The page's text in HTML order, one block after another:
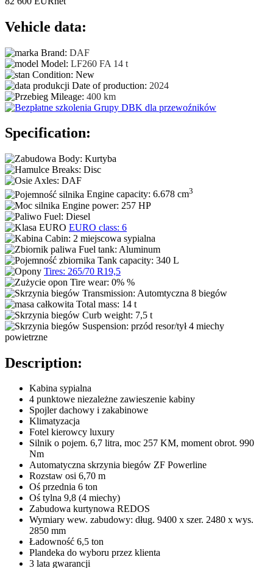
Vehicle data:
Brand: DAF
Model: LF260 FA 14 t
Condition: New
Date of production: 2024
Mileage: 400 km
Specification:
Body: Kurtyba
Breaks: Disc
Axles: DAF
Engine capacity: 6.678 cm3
Engine power: 257 HP
Fuel: Diesel
EURO class: 6
Cabin: 2 miejscowa sypialna
Fuel tank: Aluminum
Tank capacity: 340 L
Tires: 265/70 R19,5
Tire wear: 0% %
Transmission: Automtyczna 8 biegów
Total mass: 14 t
Curb weight: 7,5 t
Suspension: przód resor/tył 4 miechy
powietrzne
Description:
Kabina sypialna
4 punktowe niezależne zawieszenie kabiny
Spojler dachowy i zakabinowe
Klimatyzacja
Fotel kierowcy luxury
Silnik o pojem. 6,7 litra, moc 257 KM, moment obrot. 990
Nm
Automatyczna skrzynia biegów ZF Powerline
Rozstaw osi 6,70 m
Oś przednia 6 ton
Oś tylna 9,8 (4 miechy)
Zabudowa kurtynowa REDOS
Wymiary wew. zabudowy: dług. 9400 x szer. 2480 x wys.
2850 mm
Ładowność 6,5 ton
Plandeka do wyboru przez klienta
3 lata gwarancji